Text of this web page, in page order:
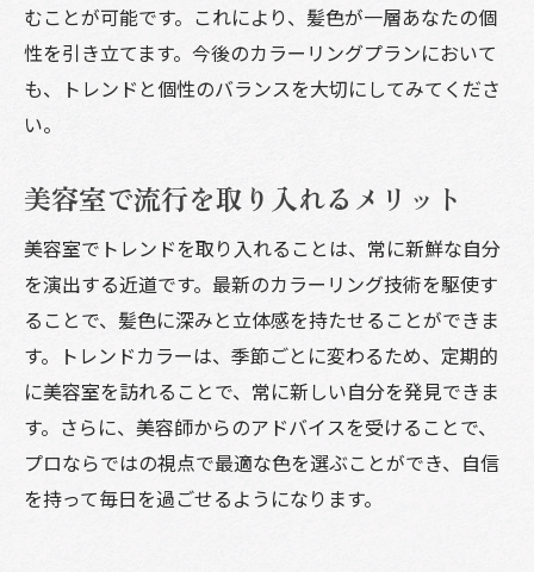
むことが可能です。これにより、髪色が一層あなたの個
性を引き立てます。今後のカラーリングプランにおいて
も、トレンドと個性のバランスを大切にしてみてくださ
い。
美容室で流行を取り入れるメリット
美容室でトレンドを取り入れることは、常に新鮮な自分
を演出する近道です。最新のカラーリング技術を駆使す
ることで、髪色に深みと立体感を持たせることができま
す。トレンドカラーは、季節ごとに変わるため、定期的
に美容室を訪れることで、常に新しい自分を発見できま
す。さらに、美容師からのアドバイスを受けることで、
プロならではの視点で最適な色を選ぶことができ、自信
を持って毎日を過ごせるようになります。